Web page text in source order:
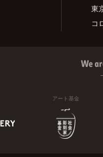
東
コ
We
アート基金